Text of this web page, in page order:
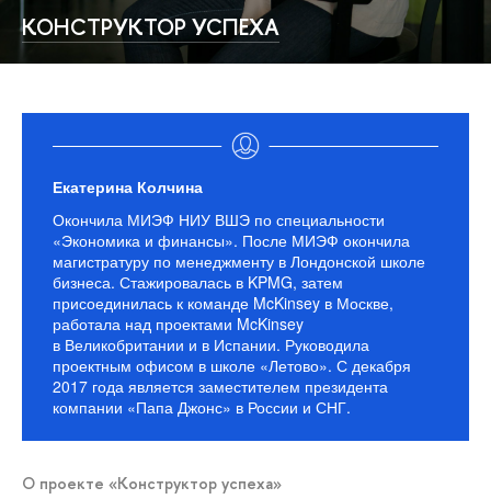
КОНСТРУКТОР УСПЕХА
Екатерина Колчина
Окончила МИЭФ НИУ ВШЭ по специальности
«Экономика и финансы». После МИЭФ окончила
магистратуру по менеджменту в Лондонской школе
бизнеса. Стажировалась в KPMG, затем
присоединилась к команде McKinsey в Москве,
работала над проектами McKinsey
в Великобритании и в Испании. Руководила
проектным офисом в школе «Летово». С декабря
2017 года является заместителем президента
компании «Папа Джонс» в России и СНГ.
О проекте «Конструктор успеха»